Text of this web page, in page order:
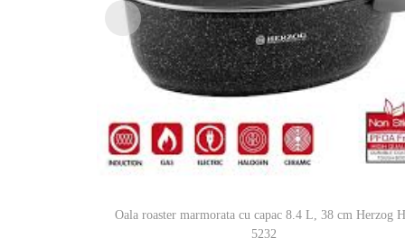
Oala roaster marmorata cu capac 8.4 L, 38 cm Herzog
5232